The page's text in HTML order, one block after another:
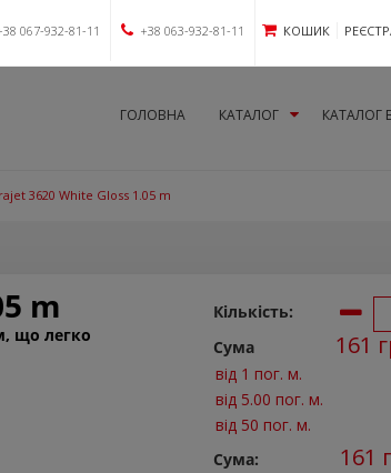
067-932-81-11 +38 063-932-81-11 КОШИК
ГОЛОВНА КАТАЛОГ КАТАЛОГ
3620 White Gloss 1.05 m
m
що легко
Кількість:
Сума
161
від 1 пог. м.
від 5.00 пог. м.
від 50 пог. м.
Сума:
161